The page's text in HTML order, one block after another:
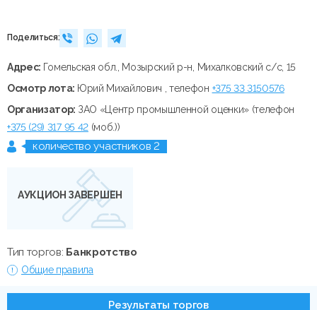
Поделиться:
Адрес: Гомельская обл., Мозырский р-н, Михалковский с/с, 15
Осмотр лота: Юрий Михайлович , телефон +375 33 3150576
Организатор: ЗАО «Центр промышленной оценки» (телефон
+375 (29) 317 95 42(моб.))
количество участников 2
АУКЦИОН ЗАВЕРШЕН
Тип торгов: Банкротство
Общие правила
Результаты торгов